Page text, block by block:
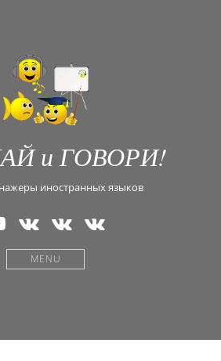
и ГОВОРИ!
иностранных языков
на
YouTube
В
Контакте
—
Английский
В
Контакте
—
Испанский
В
Контакте
MENU